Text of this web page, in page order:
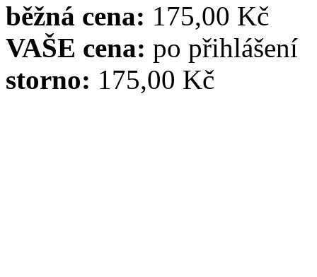
běžná cena: 175,00 Kč
VAŠE cena: po přihlášení
storno: 175,00 Kč